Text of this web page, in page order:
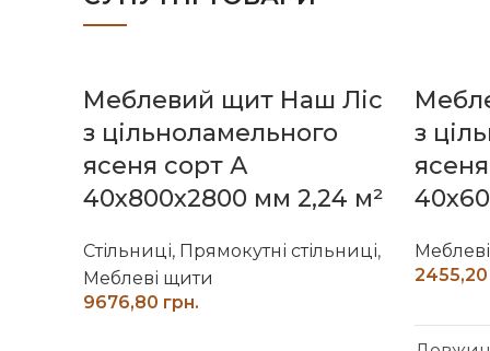
Меблевий щит Наш Ліс
з цільноламельного
ясеня сорт А
40х800х2800 мм 2,24 м²
Стільниці, Прямокутні стільниці,
Меблеві щити
грн.
з